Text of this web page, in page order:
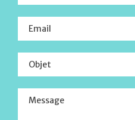
Email
Objet
Message